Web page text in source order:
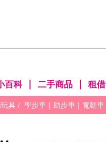
百科 二手商品 租借
具 學步車｜助步車｜電動車